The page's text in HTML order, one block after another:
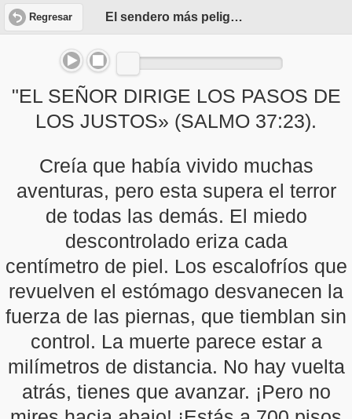
Regresar El sendero más peligroso (Parte 1)
"EL SEÑOR DIRIGE LOS PASOS DE
LOS JUSTOS» (SALMO 37:23).
Creía que había vivido muchas
aventuras, pero esta supera el terror
de todas las demás. El miedo
descontrolado eriza cada
centímetro de piel. Los escalofríos que
revuelven el estómago desvanecen la
fuerza de las piernas, que tiemblan sin
control. La muerte parece estar a
milímetros de distancia. No hay vuelta
atrás, tienes que avanzar. ¡Pero no